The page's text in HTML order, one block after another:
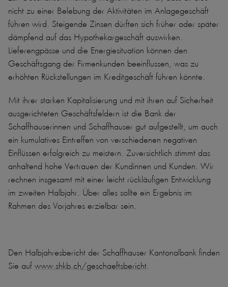
nicht zu einer Belebung der Aktivitäten im Anlagegeschäft
führen wird. Steigende Zinsen dürften sich früher oder später
dämpfend auf das Hypothekargeschäft auswirken.
Lieferengpässe und die Energiesituation können den
Geschäftsgang der Firmenkunden beeinflussen, was zu
erhöhten Rückstellungen im Kreditgeschäft führen könnte.
Mit ihrer starken Kapitalisierung und mit ihren auf Sicherheit
ausgerichteten Geschäftsfeldern ist die Bank der
Schaffhauserinnen und Schaffhauser gut aufgestellt, um auch
ein kumulatives Eintreffen von verschiedenen negativen
Einflüssen erfolgreich zu meistern. Zuversichtlich stimmt das
anhaltend hohe Vertrauen der Kundinnen und Kunden. Wir
rechnen insgesamt mit einer leicht rückläufigen Entwicklung
im zweiten Halbjahr. Über alles sollte ein Ergebnis im
Rahmen des Vorjahres erzielbar sein.
Den Halbjahresbericht der Schaffhauser Kantonalbank finden
Sie auf www.shkb.ch/geschaeftsbericht.